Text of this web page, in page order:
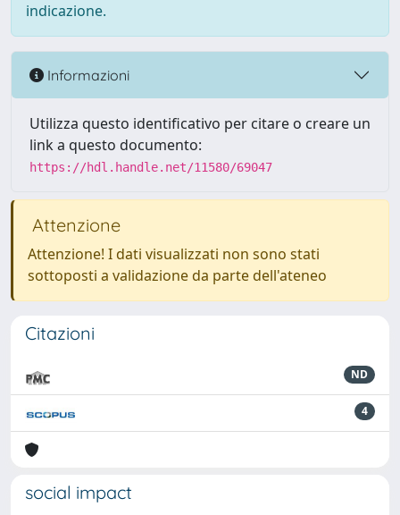
indicazione.
Informazioni
Utilizza questo identificativo per citare o creare un
link a questo documento:
https://hdl.handle.net/11580/69047
Attenzione
Attenzione! I dati visualizzati non sono stati
sottoposti a validazione da parte dell'ateneo
Citazioni
ND
4
social impact